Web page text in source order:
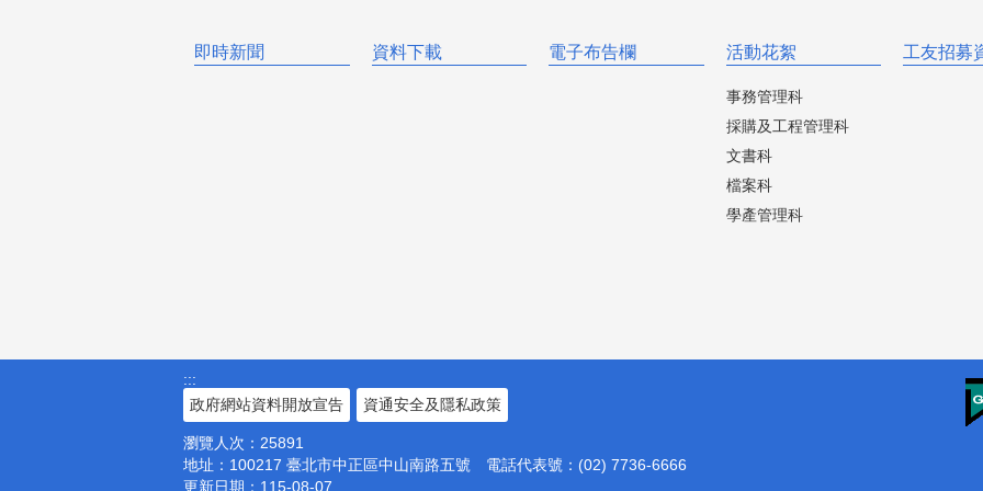
即時新聞 資料下載 電子布告欄 活動花絮
事務管理科
採購及工程管理科
文書科
檔案科
學產管理科
工友招募
:::
政府網站資料開放宣告
資通安全及隱私政策
瀏覽人次： 25891
地址：100217 臺北市中正區中山南路五號 電話代表號：(02) 7736-6666
更新日期： 115-08-07